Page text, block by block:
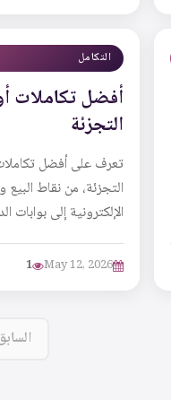
التكامل
أفضل تكاملات
التجزئة
تعرف على أفضل
التجزئة، من نقاط البيع
الإلكترونية إلى بوابات
والفوترة
التكاملات في...
May 12, 2026
1